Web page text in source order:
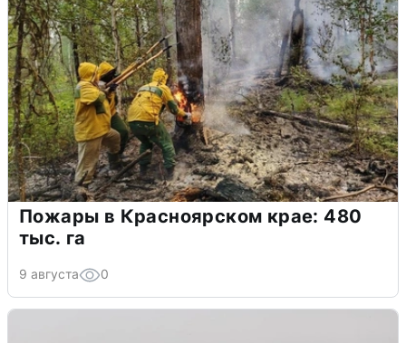
Пожары в Красноярском крае: 480
тыс. га
9 августа 0